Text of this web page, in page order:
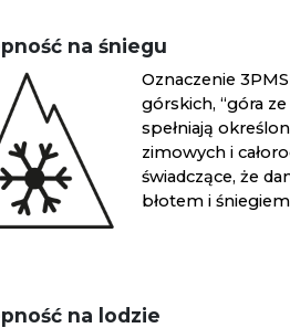
na śniegu
Oznaczenie
górskich, “góra
spełniają
zimowych i
świadczące, że
błotem i
na lodzie